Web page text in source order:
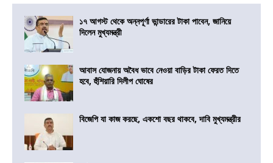
১৭ আগস্ট থেকে অন্নপূর্ণা ভান্ডারের টাকা পাবেন, জানিয়ে
দিলেন মুখ্যমন্ত্রী
আবাস যোজনায় অবৈধ ভাবে নেওয়া বাড়ির টাকা ফেরত দিতে
হবে, হুঁশিয়ারি দিলীপ ঘোষের
বিজেপি যা কাজ করছে, একশো বছর থাকবে, দাবি মুখ্যমন্ত্রীর